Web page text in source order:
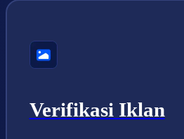
Verifikasi Iklan